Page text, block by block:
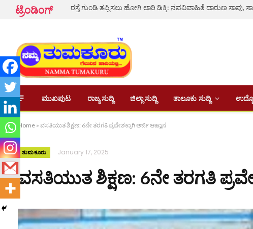
ಟ್ರೆಂಡಿಂಗ್
ಮುಖಪುಟ ರಾಜ್ಯ ಸುದ್ದಿ ಜಿಲ್ಲಾ ಸುದ್ದಿ ತಾಲೂಕು ಸುದ್ದಿ
Home » ವಸತಿಯುತ ಶಿಕ್ಷಣ: 6ನೇ ತರಗತಿ ಪ್ರವೇಶಕ್ಕಾಗಿ ಅರ್ಜಿ ಆಹ್ವಾನ
ತುಮಕೂರು January 17, 2025
ವಸತಿಯುತ ಶಿಕ್ಷಣ: 6ನೇ ತರಗತಿ